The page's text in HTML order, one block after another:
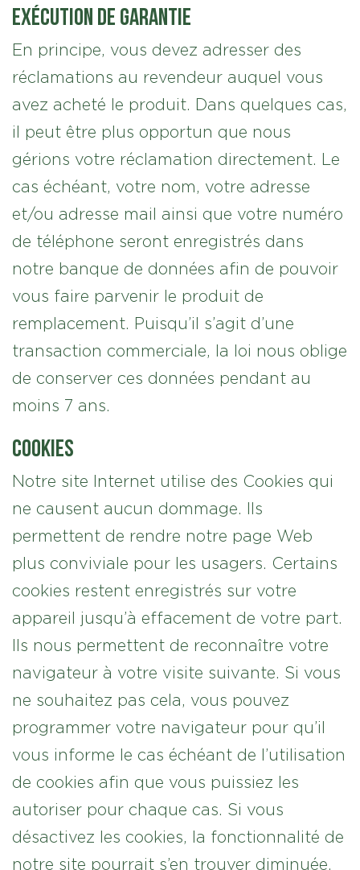
Exécution de garantie
En principe, vous devez adresser des
réclamations au revendeur auquel vous
avez acheté le produit. Dans quelques cas,
il peut être plus opportun que nous
gérions votre réclamation directement. Le
cas échéant, votre nom, votre adresse
et/ou adresse mail ainsi que votre numéro
de téléphone seront enregistrés dans
notre banque de données afin de pouvoir
vous faire parvenir le produit de
remplacement. Puisqu’il s’agit d’une
transaction commerciale, la loi nous oblige
de conserver ces données pendant au
moins 7 ans.
Cookies
Notre site Internet utilise des Cookies qui
ne causent aucun dommage. Ils
permettent de rendre notre page Web
plus conviviale pour les usagers. Certains
cookies restent enregistrés sur votre
appareil jusqu’à effacement de votre part.
Ils nous permettent de reconnaître votre
navigateur à votre visite suivante. Si vous
ne souhaitez pas cela, vous pouvez
programmer votre navigateur pour qu’il
vous informe le cas échéant de l’utilisation
de cookies afin que vous puissiez les
autoriser pour chaque cas. Si vous
désactivez les cookies, la fonctionnalité de
notre site pourrait s’en trouver diminuée.